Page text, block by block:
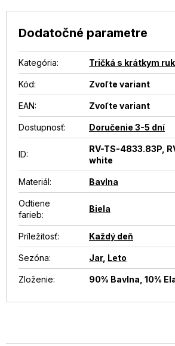
Dodatočné parametre
Kategória: Tričká s krátkym
Kód: Zvoľte variant
EAN: Zvoľte variant
Dostupnosť: Doručenie 3-5 dní
ID:
RV-TS-4833.83P,
white
Materiál: Bavlna
Odtiene
farieb:
Biela
Príležitosť: Každý deň
Sezóna: Jar, Leto
Zloženie: 90% Bavlna, 10%